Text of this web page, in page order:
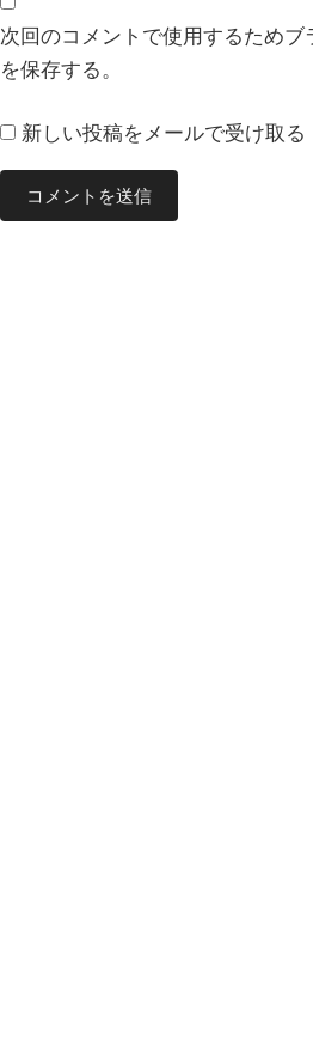
次回のコメントで使用するため
を保存する。
新しい投稿をメールで受け取る